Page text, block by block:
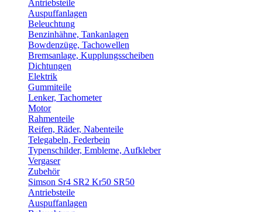
Antriebsteile
Auspuffanlagen
Beleuchtung
Benzinhähne, Tankanlagen
Bowdenzüge, Tachowellen
Bremsanlage, Kupplungsscheiben
Dichtungen
Elektrik
Gummiteile
Lenker, Tachometer
Motor
Rahmenteile
Reifen, Räder, Nabenteile
Telegabeln, Federbein
Typenschilder, Embleme, Aufkleber
Vergaser
Zubehör
Simson Sr4 SR2 Kr50 SR50
Antriebsteile
Auspuffanlagen